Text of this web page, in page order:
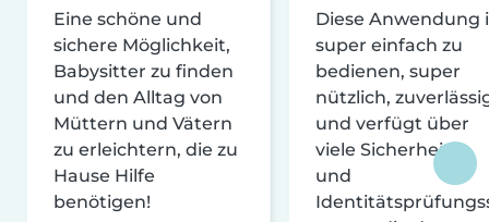
Eine schöne und
sichere Möglichkeit,
Babysitter zu finden
und den Alltag von
Müttern und Vätern
zu erleichtern, die zu
Hause Hilfe
benötigen!
Diese Anwendung
super einfach zu
bedienen, super
nützlich,
und verfügt über
viele Sicherheits-
und